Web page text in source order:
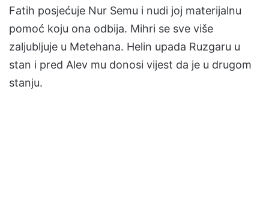
Fatih posjećuje Nur Semu i nudi joj materijalnu
pomoć koju ona odbija. Mihri se sve više
zaljubljuje u Metehana. Helin upada Ruzgaru u
stan i pred Alev mu donosi vijest da je u drugom
stanju.